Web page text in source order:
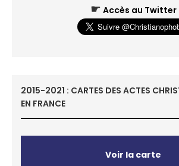
☛ Accès au Twitter
2015-2021 : CARTES DES ACTES
EN FRANCE
Voir la carte